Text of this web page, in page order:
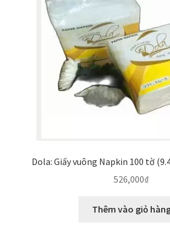
Dola: Giấy vuông Napkin 100 tờ
526,000₫
Thêm vào giỏ